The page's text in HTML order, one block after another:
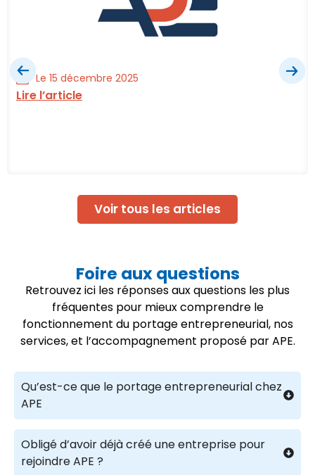
Le 15 décembre 2025
Lire l’article
Voir tous les articles
Foire aux questions
Retrouvez ici les réponses aux questions les plus
fréquentes pour mieux comprendre le
fonctionnement du portage entrepreneurial, nos
services, et l’accompagnement proposé par APE.
Qu’est-ce que le portage entrepreneurial chez
APE
Obligé d’avoir déjà créé une entreprise pour
rejoindre APE ?